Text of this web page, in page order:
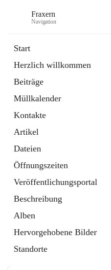
Fraxern
Navigation
Start
Herzlich willkommen
Beiträge
Müllkalender
Kontakte
Artikel
Dateien
Öffnungszeiten
Veröffentlichungsportal
Beschreibung
Alben
Hervorgehobene Bilder
Standorte
Ordner
in
Tab
Formulare
Artikel
öffnet
in
neuem
Tab